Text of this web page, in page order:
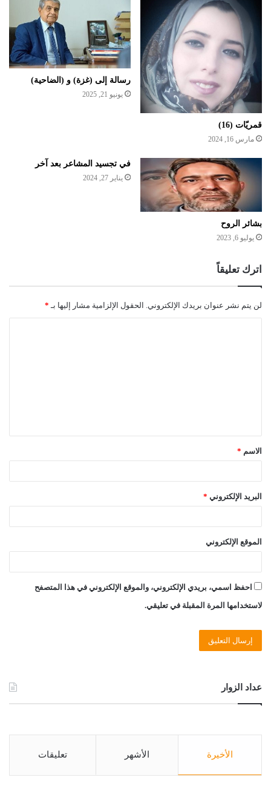
قمريّات (16)
مارس 16, 2024
رسالة إلى (غزة) و (الضاحية)
يونيو 21, 2025
بشائر الروح
يوليو 6, 2023
في تجسيد المشاعر بعد آخر
يناير 27, 2024
اترك تعليقاً
لن يتم نشر عنوان بريدك الإلكتروني. الحقول الإلزامية مشار إليها بـ *
ق
*الاسم *
البريد الإلكتروني *
الموقع الإلكتروني
احفظ اسمي، بريدي الإلكتروني، والموقع الإلكتروني في هذا المتصفح
لاستخدامها المرة المقبلة في تعليقي.
عداد الزوار
الأخيرة الأشهر تعليقات